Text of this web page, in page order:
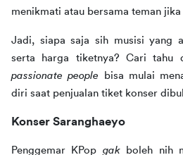
menikmati atau bersama teman
Jadi, siapa saja sih musisi yang
passionate people
bisa mulai
diri saat penjualan tiket konser
Konser Saranghaeyo
Penggemar KPop gak
boleh nih